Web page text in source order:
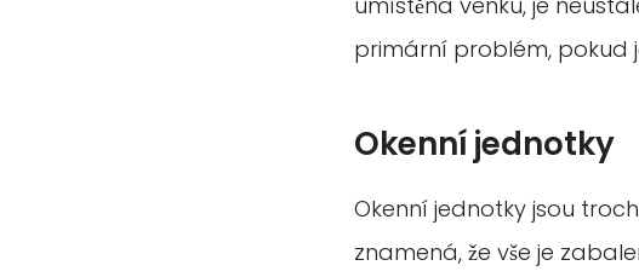
primární problém, pokud
Okenní jednotky
Okenní jednotky jsou
znamená, že vše je